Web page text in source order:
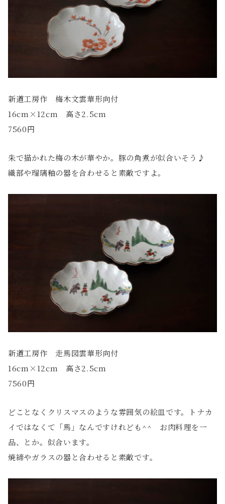
新道工房作 梅木文雲華形向付
16cm×12cm 高さ2.5cm
7560円
朱で描かれた梅の木が華やか。豚の角煮が似合いそう♪
織部や瑠璃釉の器を合わせると素敵ですよ。
新道工房作 走馬図雲華形向付
16cm×12cm 高さ2.5cm
7560円
どことなくクリスマスのような雰囲気の絵皿です。トナカ
イではなくて「馬」なんですけれども^^ お肉料理を一
品、とか。似合います。
焼締やガラスの器と合わせると素敵です。